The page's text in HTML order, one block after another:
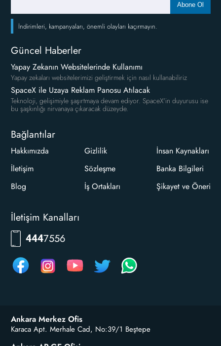
Abone Ol
İndirimleri, kampanyaları, önemli olayları kaçırmayın.
Güncel Haberler
Yapay Zekanın Websitelerinde Kullanımı
Yapay zekaları websitelerimizi geliştirmek için nasıl kullanabiliriz
SpaceX ile Uzaya Reklam Panosu Atılacak
Teknoloji, gelişimiyle şaşırtmaya devam ediyor. SpaceX'in duyurusu ise
bu şaşkınlığı nirvanaya çıkaracak düzeyde.
Bağlantılar
Hakkımızda
İletişim
Blog
Gizlilik
Sözleşme
İş Ortakları
İnsan Kaynakları
Banka Bilgileri
Şikayet ve Öneri
İletişim Kanalları
4447556
Ankara Merkez Ofis
Karaca Apt. Merhale Cad, No:39/1 Beştepe